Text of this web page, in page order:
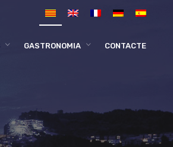
GASTRONOMIA CONTACTE